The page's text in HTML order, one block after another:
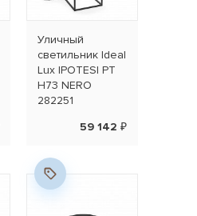
Уличный
светильник Ideal
Lux IPOTESI PT
H73 NERO
282251
59 142 ₽